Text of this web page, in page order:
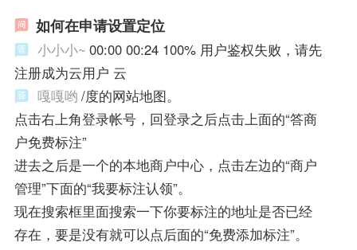
如何在申请设置定位
小小小~ 00:00 00:24 100% 用户鉴权失败，请先
注册成为云用户 云
嘎嘎哟 /度的网站地图。
点击右上角登录帐号，回登录之后点击上面的“答商
户免费标注”
进去之后是一个的本地商户中心，点击左边的“商户
管理”下面的“我要标注认领”。
现在搜索框里面搜索一下你要标注的地址是否已经
存在，要是没有就可以点后面的“免费添加标注”。